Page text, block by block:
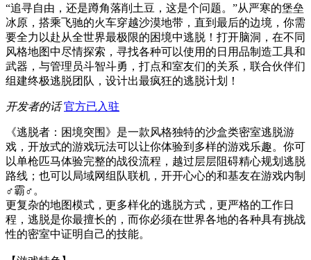
“追寻自由，还是蹲角落削土豆，这是个问题。”从严寒的堡垒
冰原，搭乘飞驰的火车穿越沙漠地带，直到最后的边境，你需
要全力以赴从全世界最极限的困境中逃脱！打开脑洞，在不同
风格地图中尽情探索，寻找各种可以使用的日用品制造工具和
武器，与管理员斗智斗勇，打点和室友们的关系，联合伙伴们
组建终极逃脱团队，设计出最疯狂的逃脱计划！
开发者的话 官方已入驻
《逃脱者：困境突围》是一款风格独特的沙盒类密室逃脱游
戏，开放式的游戏玩法可以让你体验到多样的游戏乐趣。你可
以单枪匹马体验完整的战役流程，越过层层阻碍精心规划逃脱
路线；也可以局域网组队联机，开开心心的和基友在游戏内制
♂霸♂。
更复杂的地图模式，更多样化的逃脱方式，更严格的工作日
程，逃脱是你最擅长的，而你必须在世界各地的各种具有挑战
性的密室中证明自己的技能。